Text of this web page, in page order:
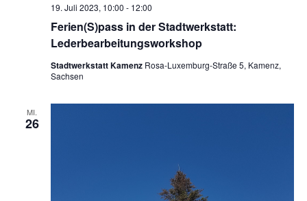
Ferien(S)pass in der Stadtwerkstatt:
Lederbearbeitungsworkshop
19. Juli 2023, 10:00 - 12:00
Stadtwerkstatt Kamenz Rosa-Luxemburg-Straße 5, Kamenz,
Sachsen
MI.
26